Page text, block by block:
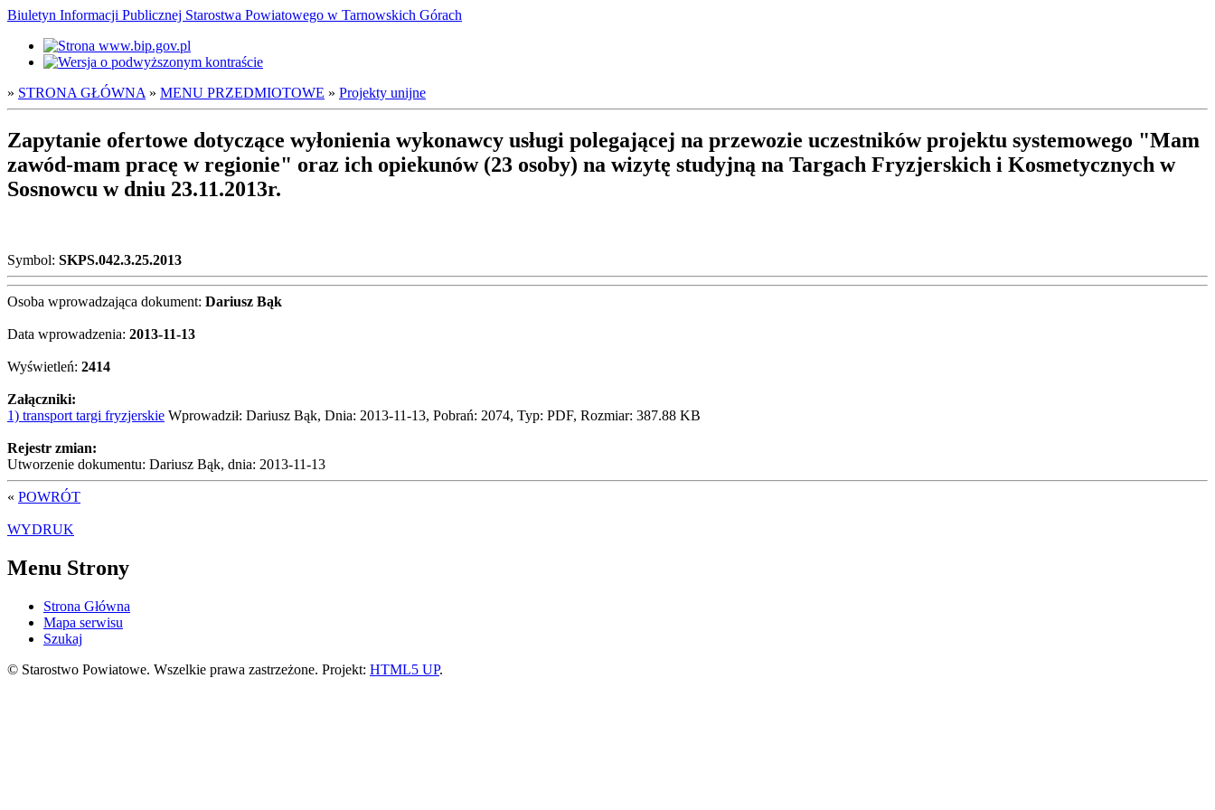
Biuletyn Informacji Publicznej Starostwa Powiatowego w Tarnowskich Górach
» STRONA GŁÓWNA » MENU PRZEDMIOTOWE » Projekty unijne
Zapytanie ofertowe dotyczące wyłonienia wykonawcy usługi polegającej na przewozie uczestników projektu systemowego "Mam
zawód-mam pracę w regionie" oraz ich opiekunów (23 osoby) na wizytę studyjną na Targach Fryzjerskich i Kosmetycznych w
Sosnowcu w dniu 23.11.2013r.
Symbol: SKPS.042.3.25.2013
Osoba wprowadzająca dokument: Dariusz Bąk
Data wprowadzenia: 2013-11-13
Wyświetleń: 2414
Załączniki:
1) transport targi fryzjerskie Wprowadził: Dariusz Bąk, Dnia: 2013-11-13, Pobrań: 2074, Typ: PDF, Rozmiar: 387.88 KB
Rejestr zmian:
Utworzenie dokumentu: Dariusz Bąk, dnia: 2013-11-13
« POWRÓT
WYDRUK
Menu Strony
Strona Główna
Mapa serwisu
Szukaj
© Starostwo Powiatowe. Wszelkie prawa zastrzeżone. Projekt: HTML5 UP.